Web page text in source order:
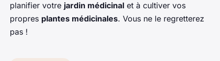
planifier votre jardin médicinal et à cultiver vos
propres plantes médicinales. Vous ne le regretterez
pas !